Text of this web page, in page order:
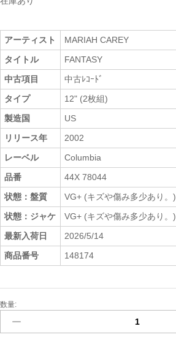
アーティスト
MARIAH CAREY
タイトル
FANTASY
中古項目
中古ﾚｺｰﾄﾞ
タイプ
12" (2枚組)
製造国
US
リリース年
2002
レーベル
Columbia
品番
44X 78044
状態：盤質
VG+ (キズや傷み多少あり。)
状態：ジャケ
VG+ (キズや傷み多少あり。)
最新入荷日
2026/5/14
商品番号
148174
中
ﾚ
数量: